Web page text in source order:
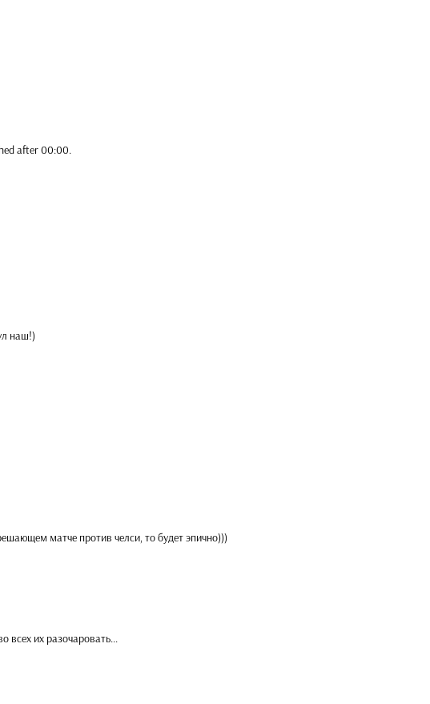
after00:00.
наш!)
матче против челси, то будет эпично)))
всех их разочаровать...